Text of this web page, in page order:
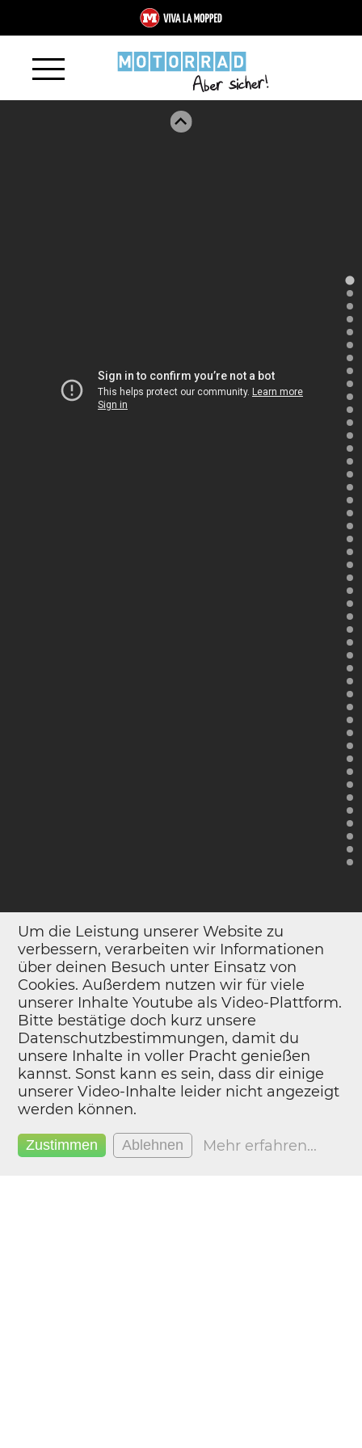
Um die Leistung unserer Website zu
verbessern, verarbeiten wir Informationen
über deinen Besuch unter Einsatz von
Cookies. Außerdem nutzen wir für viele
unserer Inhalte Youtube als Video-Plattform.
Bitte bestätige doch kurz unsere
Datenschutzbestimmungen, damit du
unsere Inhalte in voller Pracht genießen
kannst. Sonst kann es sein, dass dir einige
unserer Video-Inhalte leider nicht angezeigt
werden können.
Ablehnen
Zustimmen Mehr erfahren...